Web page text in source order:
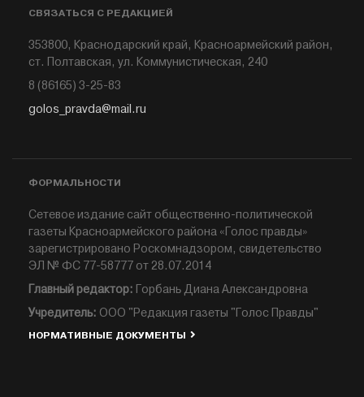
СВЯЗАТЬСЯ С РЕДАКЦИЕЙ
353800, Краснодарский край, Красноармейский район,
ст. Полтавская, ул. Коммунистическая, 240
8 (86165) 3-25-83
golos_pravda@mail.ru
ФОРМАЛЬНОСТИ
Сетевое издание сайт общественно-политической
газеты Красноармейского района «Голос правды»
зарегистрировано Роскомнадзором, свидетельство
ЭЛ № ФС 77-58777 от 28.07.2014
Главный редактор: Горбань Диана Александровна
Учредитель: ООО "Редакция газеты "Голос Правды"
НОРМАТИВНЫЕ ДОКУМЕНТЫ